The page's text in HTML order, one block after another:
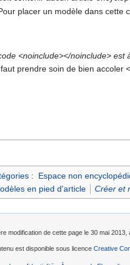
placer un modèle dans cette
<noinclude></noinclude>
prendre soin de bien accoler
:
Espace non
en pied d'article
Créer et
modification de cette page le 30 mai 2013,
est disponible sous licence Creative